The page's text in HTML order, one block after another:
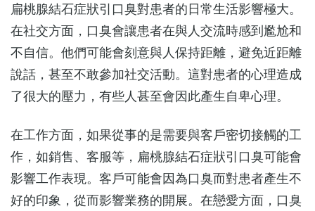
扁桃腺結石症狀引口臭對患者的日常生活影響極大。
在社交方面，口臭會讓患者在與人交流時感到尷尬和
不自信。他們可能會刻意與人保持距離，避免近距離
說話，甚至不敢參加社交活動。這對患者的心理造成
了很大的壓力，有些人甚至會因此產生自卑心理。
在工作方面，如果從事的是需要與客戶密切接觸的工
作，如銷售、客服等，扁桃腺結石症狀引口臭可能會
影響工作表現。客戶可能會因為口臭而對患者產生不
好的印象，從而影響業務的開展。在戀愛方面，口臭